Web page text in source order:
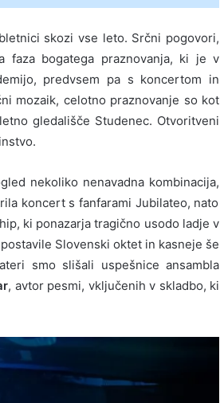
skozi vse leto. Srčni pogovori,
faza bogatega praznovanja, ki je v
predvsem pa s koncertom in
mozaik, celotno praznovanje so kot
gledališče Studenec. Otvoritveni
nekoliko nenavadna kombinacija,
koncert s fanfarami Jubilateo, nato
ki ponazarja tragično usodo ladje v
Slovenski oktet in kasneje še
smo slišali uspešnice ansambla
, avtor pesmi, vključenih v skladbo, ki